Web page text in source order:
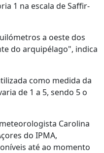
1 na escala de Saffir-
a oeste dos
do arquipélago", indica
como medida da
de 1 a 5, sendo 5 o
Carolina
do IPMA,
até ao momento